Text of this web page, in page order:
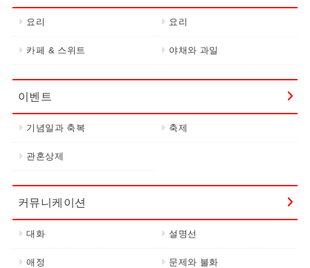
요리 요리
카페 & 스위트 야채와 과일
이벤트
기념일과 축복 축제
관혼상제
커뮤니케이션
대화 설명선
애정 문제와 불화